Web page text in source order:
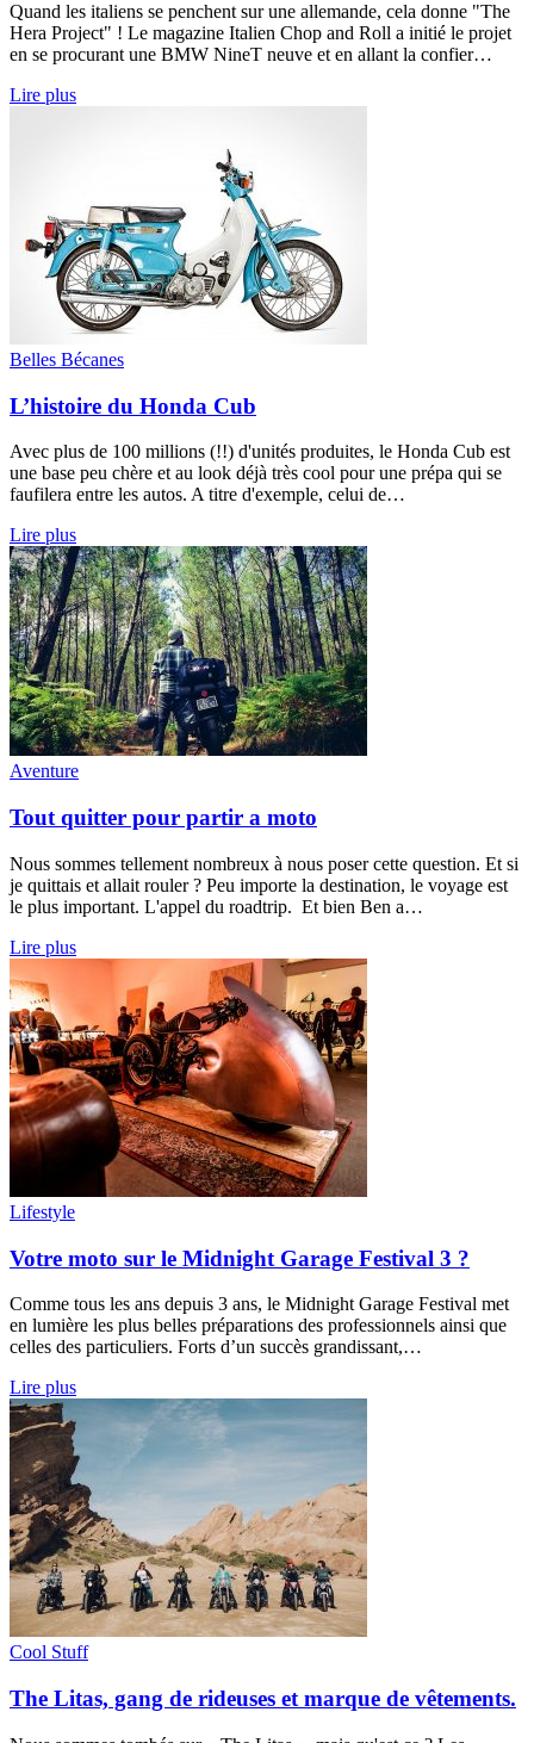
Quand les italiens se penchent sur une allemande, cela donne "The
Hera Project" ! Le magazine Italien Chop and Roll a initié le projet
en se procurant une BMW NineT neuve et en allant la confier…
Lire plus
Belles Bécanes
L’histoire du Honda Cub
Avec plus de 100 millions (!!) d'unités produites, le Honda Cub est
une base peu chère et au look déjà très cool pour une prépa qui se
faufilera entre les autos. A titre d'exemple, celui de…
Lire plus
Aventure
Tout quitter pour partir a moto
Nous sommes tellement nombreux à nous poser cette question. Et si
je quittais et allait rouler ? Peu importe la destination, le voyage est
le plus important. L'appel du roadtrip. Et bien Ben a…
Lire plus
Lifestyle
Votre moto sur le Midnight Garage Festival 3 ?
Comme tous les ans depuis 3 ans, le Midnight Garage Festival met
en lumière les plus belles préparations des professionnels ainsi que
celles des particuliers. Forts d’un succès grandissant,…
Lire plus
Cool Stuff
The Litas, gang de rideuses et marque de vêtements.